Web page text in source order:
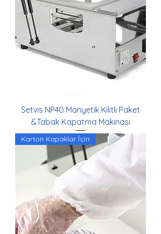
Setvis NP40 Manyetik Kilitli Paket
&Tabak Kapatma Makinası
Karton Kapaklar İçin